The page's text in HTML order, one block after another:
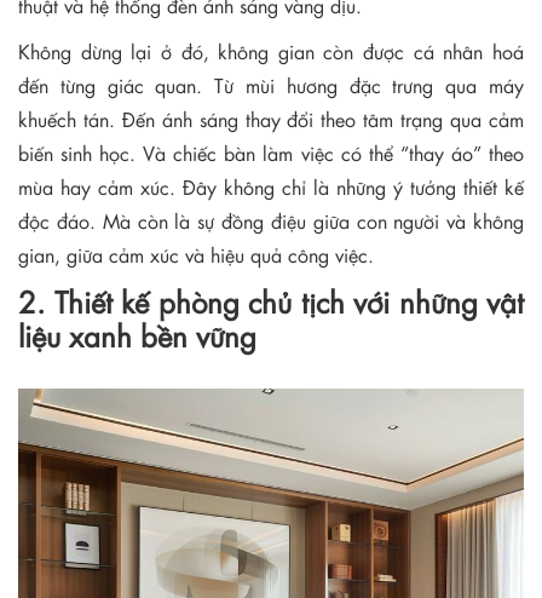
thuật và hệ thống đèn ánh sáng vàng dịu.
Không dừng lại ở đó, không gian còn được cá nhân hoá
đến từng giác quan. Từ mùi hương đặc trưng qua máy
khuếch tán. Đến ánh sáng thay đổi theo tâm trạng qua cảm
biến sinh học. Và chiếc bàn làm việc có thể “thay áo” theo
mùa hay cảm xúc. Đây không chỉ là những ý tưởng thiết kế
độc đáo. Mà còn là sự đồng điệu giữa con người và không
gian, giữa cảm xúc và hiệu quả công việc.
2. Thiết kế phòng chủ tịch với những vật
liệu xanh bền vững